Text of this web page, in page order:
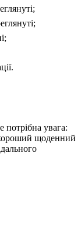
потрібна увага:
щоденний